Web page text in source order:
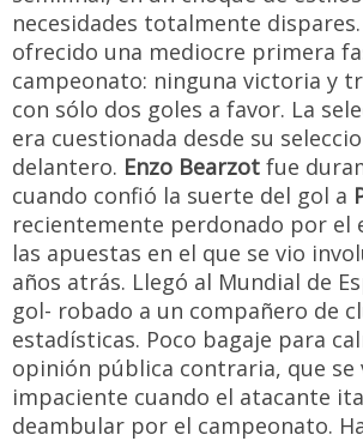
necesidades totalmente
ofrecido una mediocre primera
campeonato: ninguna victoria y
con sólo dos goles a favor. La
era cuestionada desde su
delantero. Enzo Bearzot fue
cuando confió la suerte del gol a
recientemente perdonado por el
las apuestas en el que se vio
años atrás. Llegó al Mundial de
gol- robado a un compañero de
estadísticas. Poco bagaje para
opinión pública contraria, que se
impaciente cuando el atacante
deambular por el campeonato.